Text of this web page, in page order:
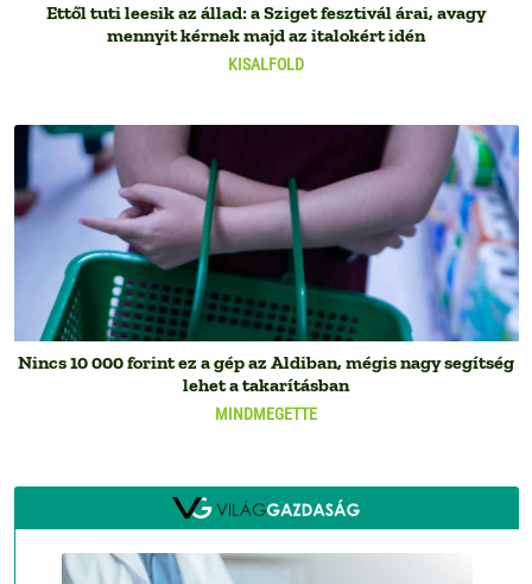
KISALFOLD
Ettől tuti leesik az állad: a Sziget fesztivál árai, avagy
mennyit kérnek majd az italokért idén
MINDMEGETTE
Nincs 10 000 forint ez a gép az Aldiban, mégis nagy segítség
lehet a takarításban